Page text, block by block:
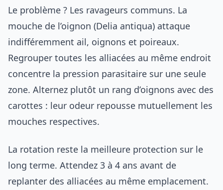
Le problème ? Les ravageurs communs. La
mouche de l’oignon (Delia antiqua) attaque
indifféremment ail, oignons et poireaux.
Regrouper toutes les alliacées au même endroit
concentre la pression parasitaire sur une seule
zone. Alternez plutôt un rang d’oignons avec des
carottes : leur odeur repousse mutuellement les
mouches respectives.
La rotation reste la meilleure protection sur le
long terme. Attendez 3 à 4 ans avant de
replanter des alliacées au même emplacement.